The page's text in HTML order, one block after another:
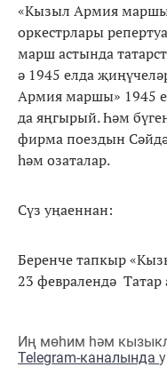
«Кызыл Армия
оркестрлары
марш астында
ә 1945 елда
Армия маршы» 1945
да яңгырый. Һәм
фирма поездын
һәм озаталар.
Сүз уңаеннан:
Беренче тапкыр
23 февралендә
Иң мөһим һәм
Telegram-каналында